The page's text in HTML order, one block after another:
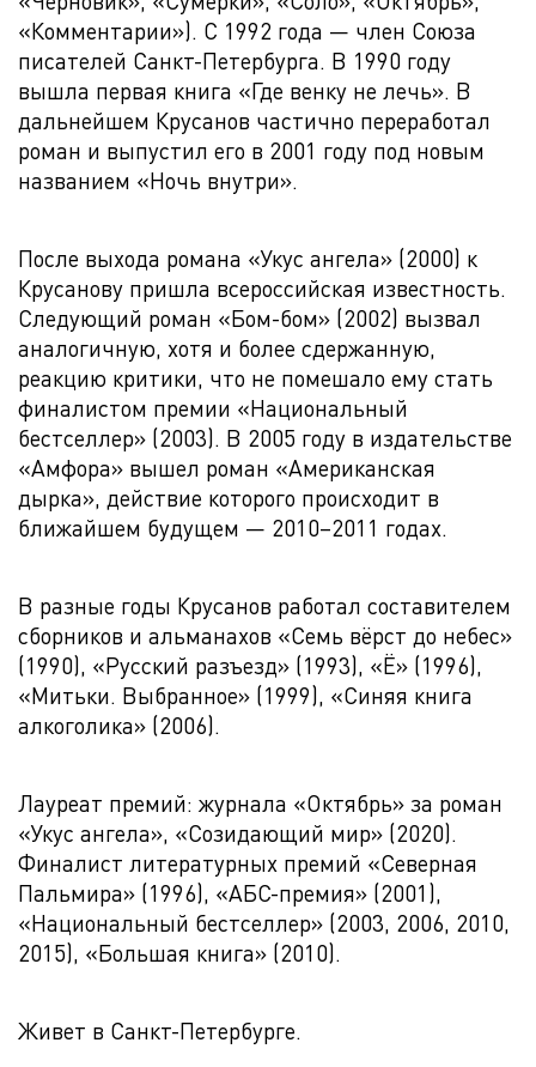
«Комментарии»). С 1992 года — член Союза
писателей Санкт-Петербурга. В 1990 году
вышла первая книга «Где венку не лечь». В
дальнейшем Крусанов частично переработал
роман и выпустил его в 2001 году под новым
названием «Ночь внутри».
После выхода романа «Укус ангела» (2000) к
Крусанову пришла всероссийская известность.
Следующий роман «Бом-бом» (2002) вызвал
аналогичную, хотя и более сдержанную,
реакцию критики, что не помешало ему стать
финалистом премии «Национальный
бестселлер» (2003). В 2005 году в издательстве
«Амфора» вышел роман «Американская
дырка», действие которого происходит в
ближайшем будущем — 2010–2011 годах.
В разные годы Крусанов работал составителем
сборников и альманахов «Семь вёрст до небес»
(1990), «Русский разъезд» (1993), «Ё» (1996),
«Митьки. Выбранное» (1999), «Синяя книга
алкоголика» (2006).
Лауреат премий: журнала «Октябрь» за роман
«Укус ангела», «Созидающий мир» (2020).
Финалист литературных премий «Северная
Пальмира» (1996), «АБС-премия» (2001),
«Национальный бестселлер» (2003, 2006, 2010,
2015), «Большая книга» (2010).
Живет в Санкт-Петербурге.